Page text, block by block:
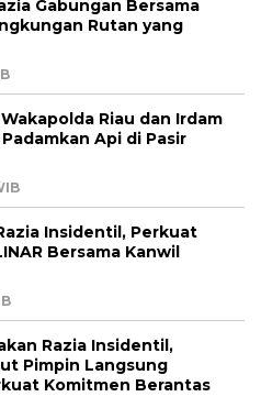
Gabungan Bersama
Rutan yang
Riau dan Irdam
Api di Pasir
Insidentil, Perkuat
Bersama Kanwil
Razia Insidentil,
Pimpin Langsung
Komitmen Berantas